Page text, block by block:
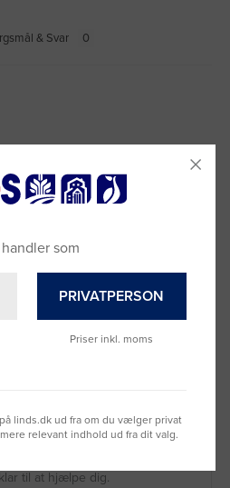
& Svar
for hjælp?
til at hjælpe dig.
som
PRIVATPERSON
Priser inkl. moms
linds.dk ud fra om du vælger privat
relevant indhold ud fra dit valg.